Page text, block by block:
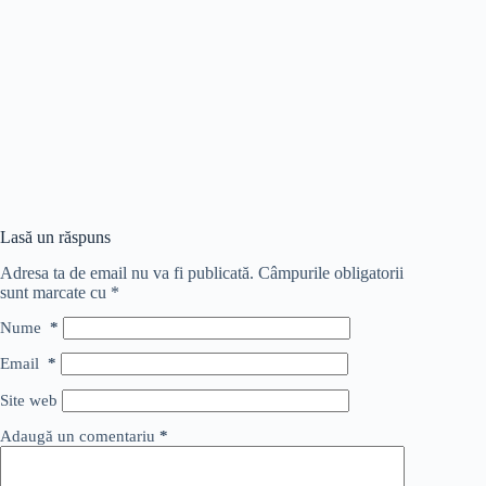
Lasă un răspuns
Adresa ta de email nu va fi publicată. Câmpurile obligatorii
sunt marcate cu *
Nume *
Email *
Site web
Adaugă un comentariu *